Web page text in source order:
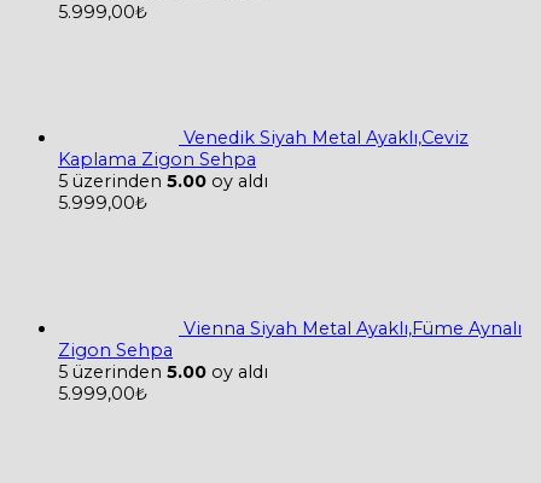
5.999,00₺
Venedik Siyah Metal Ayaklı,Ceviz
Kaplama Zigon Sehpa
5 üzerinden 5.00 oy aldı
5.999,00₺
Vienna Siyah Metal Ayaklı,Füme Aynalı
Zigon Sehpa
5 üzerinden 5.00 oy aldı
5.999,00₺